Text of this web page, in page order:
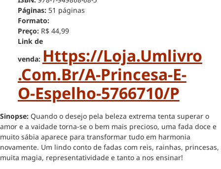
Páginas:51 páginas
Formato:
Preço:R$ 44,99
Link de
venda: Https://loja.umlivro
.com.br/a-Princesa-E-
O-Espelho-5766710/p
Sinopse: Quando o desejo pela beleza extrema tenta superar o
amor e a vaidade torna-se o bem mais precioso, uma fada doce e
muito sábia aparece para transformar tudo em harmonia
novamente. Um lindo conto de fadas com reis, rainhas, princesas,
muita magia, representatividade e tanto a nos ensinar!